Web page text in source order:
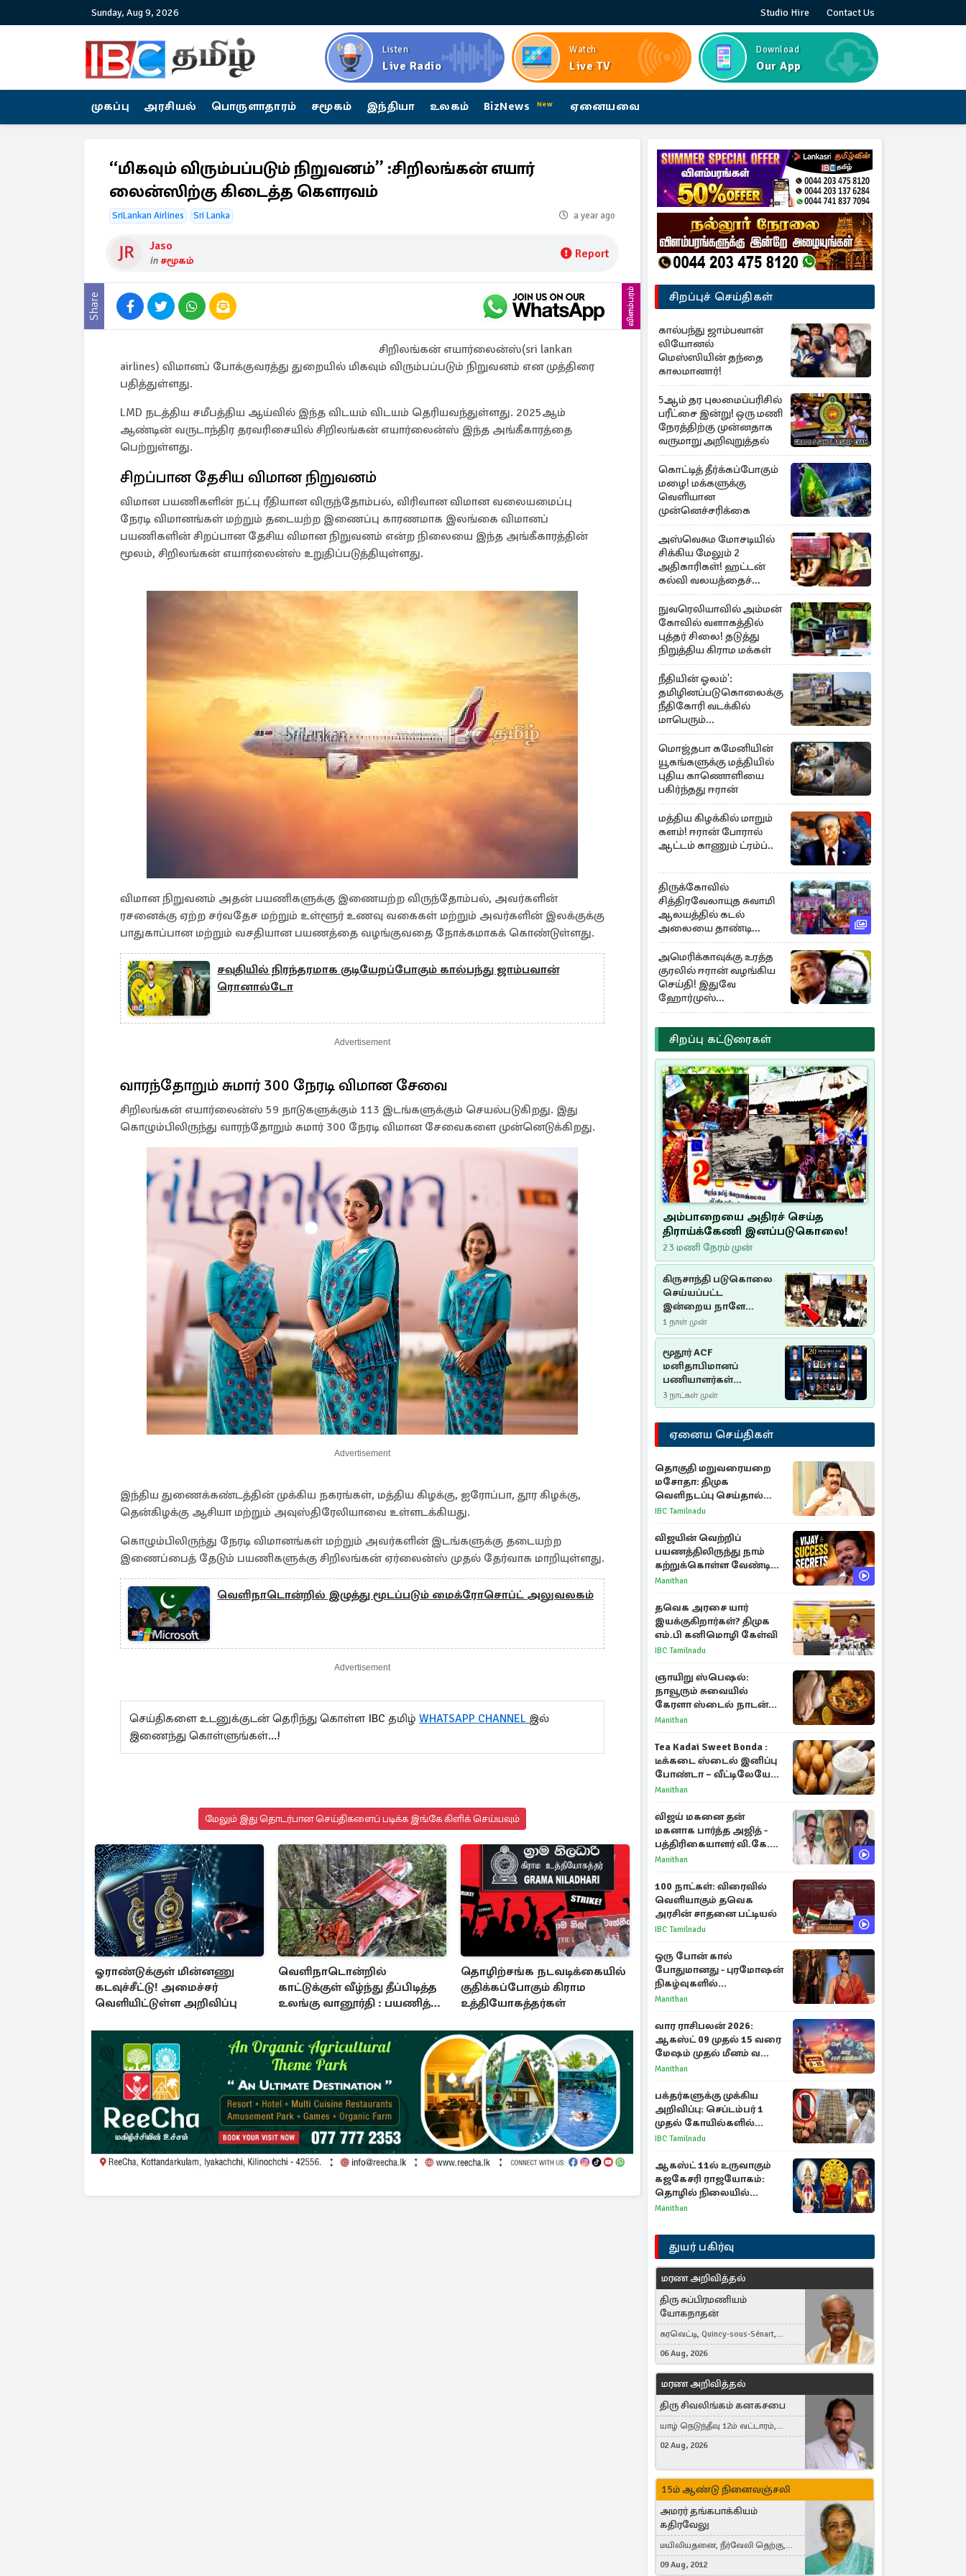
Sunday, Aug 9, 2026 Studio Hire Contact Us
Listen
Live Radio
Watch
Live TV
Download
Our App
முகப்பு அரசியல் பொருளாதாரம் சமூகம் இந்தியா உலகம் BizNews New ஏனையவை
“மிகவும் விரும்பப்படும் நிறுவனம்” :சிறிலங்கன் எயார்
லைன்ஸிற்கு கிடைத்த கௌரவம்
SriLankan Airlines Sri Lanka a year ago
Jaso
in சமூகம் Report
Share விளம்பரம்
சிறிலங்கன் எயார்லைன்ஸ்(sri lankan
airlines) விமானப் போக்குவரத்து துறையில் மிகவும் விரும்பப்படும் நிறுவனம் என முத்திரை
பதித்துள்ளது.
LMD நடத்திய சமீபத்திய ஆய்வில் இந்த விடயம் விடயம் தெரியவந்துள்ளது. 2025ஆம்
ஆண்டின் வருடாந்திர தரவரிசையில் சிறிலங்கன் எயார்லைன்ஸ் இந்த அங்கீகாரத்தை
பெற்றுள்ளது.
சிறப்பான தேசிய விமான நிறுவனம்
விமான பயணிகளின் நட்பு ரீதியான விருந்தோம்பல், விரிவான விமான வலையமைப்பு
நேரடி விமானங்கள் மற்றும் தடையற்ற இணைப்பு காரணமாக இலங்கை விமானப்
பயணிகளின் சிறப்பான தேசிய விமான நிறுவனம் என்ற நிலையை இந்த அங்கீகாரத்தின்
மூலம், சிறிலங்கன் எயார்லைன்ஸ் உறுதிப்படுத்தியுள்ளது.
விமான நிறுவனம் அதன் பயணிகளுக்கு இணையற்ற விருந்தோம்பல், அவர்களின்
ரசனைக்கு ஏற்ற சர்வதேச மற்றும் உள்ளூர் உணவு வகைகள் மற்றும் அவர்களின் இலக்குக்கு
பாதுகாப்பான மற்றும் வசதியான பயணத்தை வழங்குவதை நோக்கமாகக் கொண்டுள்ளது.
சவுதியில் நிரந்தரமாக குடியேறப்போகும் கால்பந்து ஜாம்பவான்
ரொனால்டோ
Advertisement
வாரந்தோறும் சுமார் 300 நேரடி விமான சேவை
சிறிலங்கன் எயார்லைன்ஸ் 59 நாடுகளுக்கும் 113 இடங்களுக்கும் செயல்படுகிறது. இது
கொழும்பிலிருந்து வாரந்தோறும் சுமார் 300 நேரடி விமான சேவைகளை முன்னெடுக்கிறது.
Advertisement
இந்திய துணைக்கண்டத்தின் முக்கிய நகரங்கள், மத்திய கிழக்கு, ஐரோப்பா, தூர கிழக்கு,
தென்கிழக்கு ஆசியா மற்றும் அவுஸ்திரேலியாவை உள்ளடக்கியது.
கொழும்பிலிருந்து நேரடி விமானங்கள் மற்றும் அவர்களின் இடங்களுக்கு தடையற்ற
இணைப்பைத் தேடும் பயணிகளுக்கு சிறிலங்கன் ஏர்லைன்ஸ் முதல் தேர்வாக மாறியுள்ளது.
வெளிநாடொன்றில் இழுத்து மூடப்படும் மைக்ரோசொப்ட் அலுவலகம்
Advertisement
செய்திகளை உடனுக்குடன் தெரிந்து கொள்ள IBC தமிழ் WHATSAPP CHANNEL இல்
இணைந்து கொள்ளுங்கள்...!
மேலும் இது தொடர்பான செய்திகளைப் படிக்க இங்கே கிளிக் செய்யவும்
ஓராண்டுக்குள் மின்னணு
கடவுச்சீட்டு! அமைச்சர்
வெளியிட்டுள்ள அறிவிப்பு
வெளிநாடொன்றில்
காட்டுக்குள் வீழ்ந்து தீப்பிடித்த
உலங்கு வானூர்தி : பயணித்த
நேர்ந்த துயரம்
தொழிற்சங்க நடவடிக்கையில்
குதிக்கப்போகும் கிராம
உத்தியோகத்தர்கள்
சிறப்புச் செய்திகள்
கால்பந்து ஜாம்பவான்
லியோனல்
மெஸ்ஸியின் தந்தை
காலமானார்!
5ஆம் தர புலமைப்பரிசில்
பரீட்சை இன்று! ஒரு மணி
நேரத்திற்கு முன்னதாக
வருமாறு அறிவுறுத்தல்
கொட்டித் தீர்க்கப்போகும்
மழை! மக்களுக்கு
வெளியான
முன்னெச்சரிக்கை
அஸ்வெசும மோசடியில்
சிக்கிய மேலும் 2
அதிகாரிகள்! ஹட்டன்
கல்வி வலயத்தைச்
சேர்ந்த 6 ஆசிரியர்கள்
குறித்து விசாரணை
நுவரெலியாவில் அம்மன்
கோவில் வளாகத்தில்
புத்தர் சிலை! தடுத்து
நிறுத்திய கிராம மக்கள்
நீதியின் ஓலம்':
தமிழினப்படுகொலைக்கு
நீதிகோரி வடக்கில்
மாபெரும்
கவனயீர்ப்புப்போராட்டம்
மொஜ்தபா கமேனியின்
யூகங்களுக்கு மத்தியில்
புதிய காணொளியை
பகிர்ந்தது ஈரான்
மத்திய கிழக்கில் மாறும்
களம்! ஈரான் போரால்
ஆட்டம் காணும் ட்ரம்ப்..
திருக்கோவில்
சித்திரவேலாயுத சுவாமி
ஆலயத்தில் கடல்
அலையை தாண்டி
ஒலித்த மாணவர்களின்
கால் சலங்கை ஓசை
அமெரிக்காவுக்கு உரத்த
குரலில் ஈரான் வழங்கிய
செய்தி! இதுவே
ஹோர்முஸ்
திறப்புக்கான நிபந்தனை
சிறப்பு கட்டுரைகள்
அம்பாறையை அதிரச் செய்த
திராய்க்கேணி இனப்படுகொலை!
23 மணி நேரம் முன்
கிருசாந்தி படுகொலை
செய்யப்பட்ட
இன்றைய நாளே
செம்மணி
இனப்படுகொலை
தினம்…!
1 நாள் முன்
மூதூர் ACF
மனிதாபிமானப்
பணியாளர்கள்
படுகொலை (2006): 20
ஆண்டுகளாகியும் நீதி
மறுக்கப்பட்ட
மனிதாபிமானப்
பேரவலம்
3 நாட்கள் முன்
ஏனைய செய்திகள்
தொகுதி மறுவரையறை
மசோதா: திமுக
வெளிநடப்பு செய்தால்
ஆதரவாகவே கருதப்படும்
IBC Tamilnadu
விஜயின் வெற்றிப்
பயணத்திலிருந்து நாம்
கற்றுக்கொள்ள வேண்டிய
முக்கிய 3 விடயங்கள்!
Manithan
தவெக அரசை யார்
இயக்குகிறார்கள்? திமுக
எம்.பி கனிமொழி கேள்வி
IBC Tamilnadu
ஞாயிறு ஸ்பெஷல்:
நாவூரும் சுவையில்
கேரளா ஸ்டைல் நாடன்
சிக்கன் குழம்பு ரெசிபி!
Manithan
Tea Kadai Sweet Bonda :
டீக்கடை ஸ்டைல் இனிப்பு
போண்டா – வீட்டிலேயே
செய்வது எப்படி?
Manithan
விஜய் மகனை தன்
மகனாக பார்த்த அஜித் -
பத்திரிகையாளர் வி.கே.
சுந்தர் ஓபன் டாக்!
Manithan
100 நாட்கள்: விரைவில்
வெளியாகும் தவெக
அரசின் சாதனை பட்டியல்
IBC Tamilnadu
ஒரு போன் கால்
போதுமானது - புரமோஷன்
நிகழ்வுகளில்
பங்கேற்காதது குறித்து
Manithan
வார ராசிபலன் 2026:
ஆகஸ்ட் 09 முதல் 15 வரை
மேஷம் முதல் மீனம் வரை
முழு பலன்கள்
Manithan
பக்தர்களுக்கு முக்கிய
அறிவிப்பு: செப்டம்பர் 1
முதல் கோயில்களில்
மொபைலுக்கு தடை!
IBC Tamilnadu
ஆகஸ்ட் 11ல் உருவாகும்
கஜகேசரி ராஜயோகம்:
தொழில் நிலையில்
அதிர்ஷ்டம் பெறும் 3
Manithan
துயர் பகிர்வு
மரண அறிவித்தல்
திரு சுப்பிரமணியம்
யோகநாதன்
கரவெட்டி, Quincy-sous-Sénart,
France
06 Aug, 2026
மரண அறிவித்தல்
திரு சிவலிங்கம் கனகசபை
யாழ் நெடுந்தீவு 12ம் வட்டாரம்,
Jaffna, நயினாதீவு, London, United
02 Aug, 2026
15ம் ஆண்டு நினைவஞ்சலி
அமரர் தங்கபாக்கியம்
கதிரவேலு
மயிலியதனை, நீர்வேலி தெற்கு,
Herning, Denmark
09 Aug, 2012